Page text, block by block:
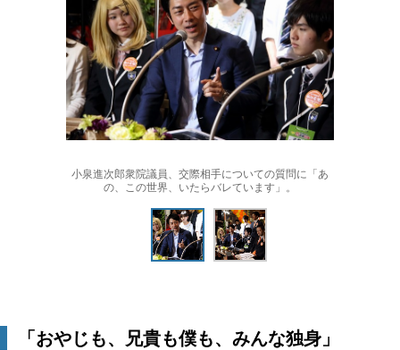
小泉進次郎衆院議員、交際相手についての質問に「あ
の、この世界、いたらバレています」。
「おやじも、兄貴も僕も、みんな独身」